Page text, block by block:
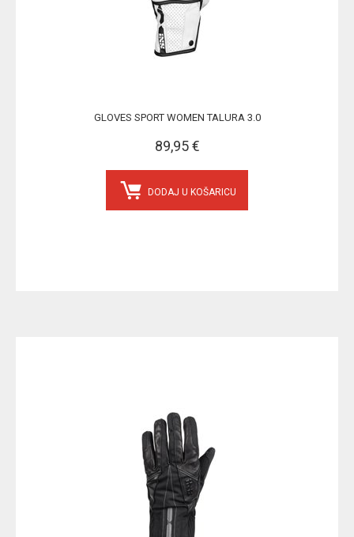
GLOVES SPORT WOMEN TALURA 3.0
89,95 €
DODAJ U KOŠARICU